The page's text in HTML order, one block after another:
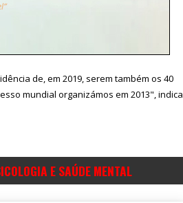
de, em 2019, serem também os 40
mundial organizámos em 2013", indica
E SAÚDE MENTAL